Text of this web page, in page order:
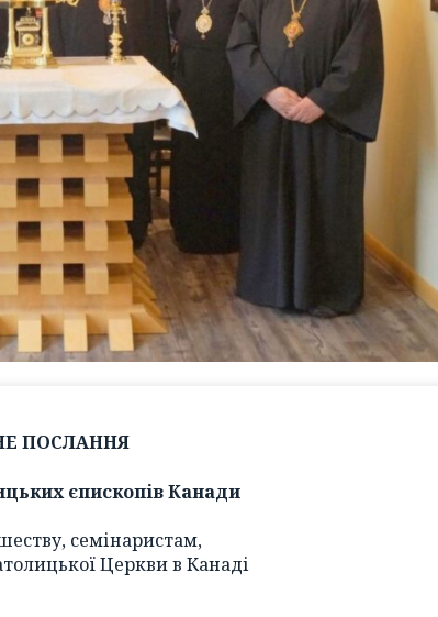
ПОСЛАННЯ
єпископів Канади
семінаристам,
Церкви в Канаді